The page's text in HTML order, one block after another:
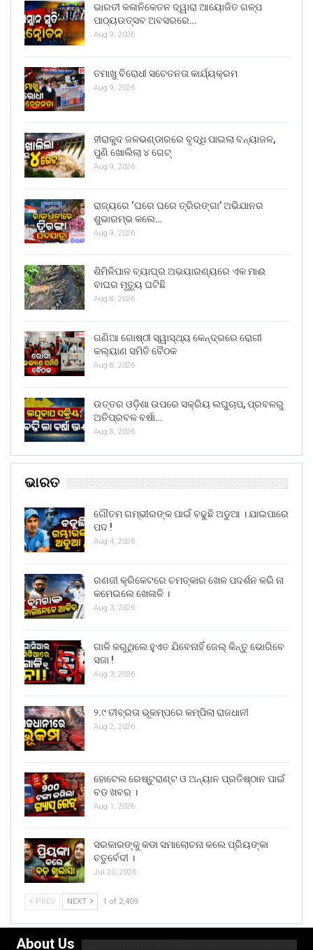
ଭାରତୀ କଳାନିକେତନ ଦ୍ୱାରା ଆୟୋଜିତ ଗଳ୍ପ
ପାଠ୍ୟଉତ୍ସବ ଅବସରରେ…
Aug 9, 2026
ତମାଖୁ ବିରୋଧୀ ସଚେତନତା କାର୍ଯ୍ୟକ୍ରମ
Aug 9, 2026
ହୀରାକୁଦ ଜଳଭଣ୍ଡାରରେ ବୃଦ୍ଧି ପାଇଲା ବନ୍ୟାଜଳ,
ପୁଣି ଖୋଲିଲା ୪ ଗେଟ୍
Aug 9, 2026
ରାଜ୍ୟରେ ‘ଘରେ ଘରେ ତ୍ରିରଙ୍ଗା’ ଅଭିଯାନର
ଶୁଭାରମ୍ଭ କଲେ…
Aug 9, 2026
ଶିମିଳିପାଳ ବ୍ୟାଘ୍ର ଅଭୟାରଣ୍ୟରେ ଏକ ମାଈ
ବାଘର ମୃତ୍ୟୁ ଘଟିଛି
Aug 8, 2026
ଗଣିଆ ଗୋଷ୍ଠୀ ସ୍ୱାସ୍ଥ୍ୟ କେନ୍ଦ୍ରରେ ରୋଗୀ
କଲ୍ୟାଣ ସମିତି ବୈଠକ
Aug 8, 2026
ଉତ୍ତର ଓଡ଼ିଶା ଉପରେ ସକ୍ରିୟ ଲଘୁଚାପ, ପ୍ରବଳରୁ
ଅତିପ୍ରବଳ ବର୍ଷା…
Aug 8, 2026
ଭାରତ
ଗୌତମ ଗମ୍ଭୀରଙ୍କ ପାଇଁ ବଢୁଛି ଅଡୁଆ । ଯାଇପାରେ
ପଦ !
Aug 4, 2026
ରଣଜୀ କ୍ରିକେଟରେ ଚମତ୍କାର ଖେଳ ପଦର୍ଶନ କରି ନା
କମେଇଲେ ଖେଳାଳି ।
Aug 3, 2026
ଗାଳି କରୁଥିଲେ ହୁଏତ ଯିବେନାହିଁ ଜେଲ୍ କିନ୍ତୁ ଭୋଗିବେ
ସଜା !
Aug 3, 2026
୨.୯ ତୀବ୍ରତା ଭୂକମ୍ପରେ କମ୍ପିଲା ରାଜଧାନୀ
Aug 2, 2026
ହୋଟେଲ ରେଷ୍ଟୁରାଣ୍ଟ ଓ ଅନ୍ୟାନ ପ୍ରତିଷ୍ଠାନ ପାଇଁ
ବଡ ଖବର ।
Aug 1, 2026
ସରକାରଙ୍କୁ କଡା ସମାଲୋଚନା କଲେ ପ୍ରିୟଙ୍କା
ଚତୁର୍ବେଦୀ ।
Jul 20, 2026
PREV NEXT 1 of 2,409
About Us